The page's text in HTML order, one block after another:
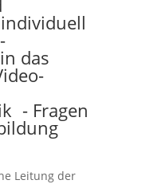
das
- Fragen
Leitung der